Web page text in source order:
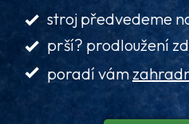
stroj předvedeme
prší? prodloužení
poradí vám